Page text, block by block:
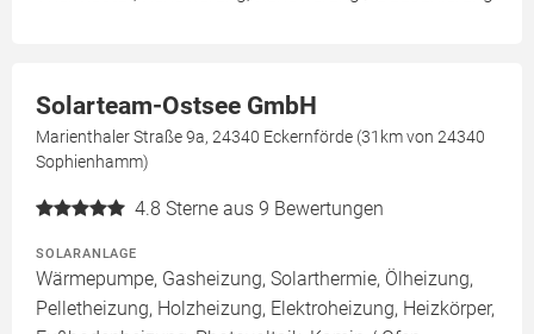
Solarteam-Ostsee GmbH
Marienthaler Straße 9a, 24340 Eckernförde (31km von 24340
Sophienhamm)
4.8 Sterne aus 9 Bewertungen
SOLARANLAGE
Wärmepumpe, Gasheizung, Solarthermie, Ölheizung,
Pelletheizung, Holzheizung, Elektroheizung, Heizkörper,